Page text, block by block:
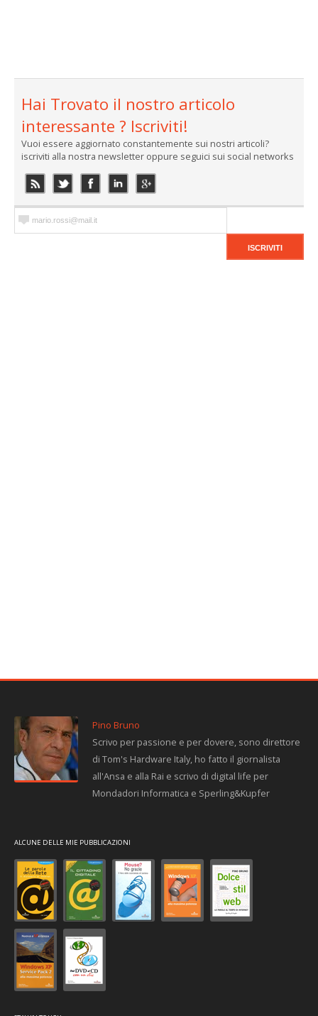
Hai Trovato il nostro articolo
interessante ? Iscriviti!
Vuoi essere aggiornato constantemente sui nostri articoli?
iscriviti alla nostra newsletter oppure seguici sui social networks
Pino Bruno
Scrivo per passione e per dovere, sono direttore
di Tom's Hardware Italy, ho fatto il giornalista
all'Ansa e alla Rai e scrivo di digital life per
Mondadori Informatica e Sperling&Kupfer
ALCUNE DELLE MIE PUBBLICAZIONI